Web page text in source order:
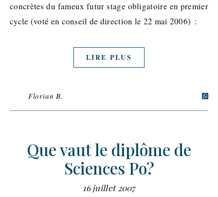
concrètes du fameux futur stage obligatoire en premier
cycle (voté en conseil de direction le 22 mai 2006) :
LIRE PLUS
Florian B.
Que vaut le diplôme de
Sciences Po?
16 juillet 2007